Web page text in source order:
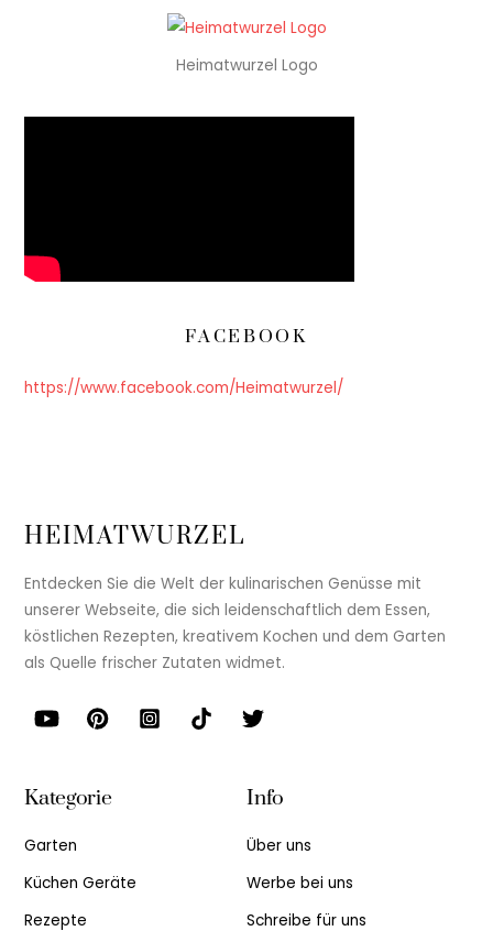
Heimatwurzel Logo
FACEBOOK
https://www.facebook.com/Heimatwurzel/
HEIMATWURZEL
Entdecken Sie die Welt der kulinarischen Genüsse mit
unserer Webseite, die sich leidenschaftlich dem Essen,
köstlichen Rezepten, kreativem Kochen und dem Garten
als Quelle frischer Zutaten widmet.
Kategorie
Garten
Küchen Geräte
Rezepte
Info
Über uns
Werbe bei uns
Schreibe für uns